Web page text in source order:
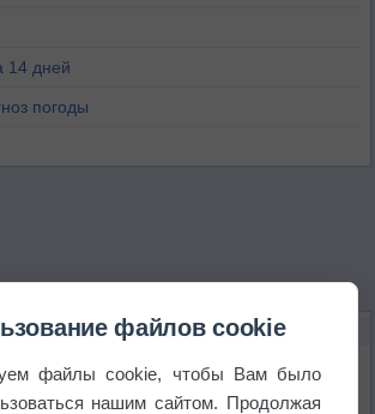
14 дней
погоды
погода влияет на транспорт
файлов cookie
файлы cookie, чтобы Вам было
нашим сайтом. Продолжая